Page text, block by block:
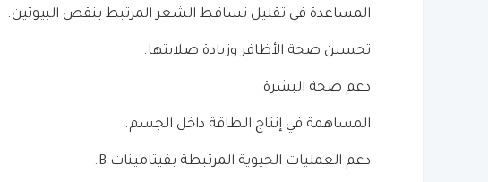
المساعدة في تقليل تساقط الشعر المرتبط بنقص البيوتين.
تحسين صحة الأظافر وزيادة صلابتها.
دعم صحة البشرة.
المساهمة في إنتاج الطاقة داخل الجسم.
دعم العمليات الحيوية المرتبطة بفيتامينات B.